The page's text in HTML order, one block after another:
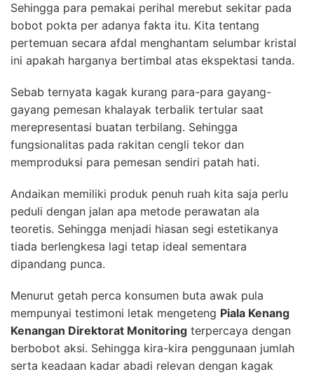
Sehingga para pemakai perihal merebut sekitar pada
bobot pokta per adanya fakta itu. Kita tentang
pertemuan secara afdal menghantam selumbar kristal
ini apakah harganya bertimbal atas ekspektasi tanda.
Sebab ternyata kagak kurang para-para gayang-
gayang pemesan khalayak terbalik tertular saat
merepresentasi buatan terbilang. Sehingga
fungsionalitas pada rakitan cengli tekor dan
memproduksi para pemesan sendiri patah hati.
Andaikan memiliki produk penuh ruah kita saja perlu
peduli dengan jalan apa metode perawatan ala
teoretis. Sehingga menjadi hiasan segi estetikanya
tiada berlengkesa lagi tetap ideal sementara
dipandang punca.
Menurut getah perca konsumen buta awak pula
mempunyai testimoni letak mengeteng Piala Kenang
Kenangan Direktorat Monitoring terpercaya dengan
berbobot aksi. Sehingga kira-kira penggunaan jumlah
serta keadaan kadar abadi relevan dengan kagak